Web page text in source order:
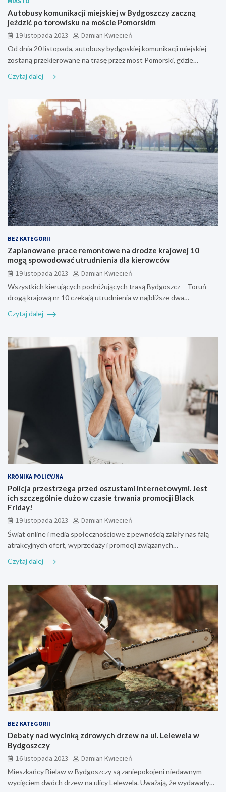
Autobusy komunikacji miejskiej w Bydgoszczy zaczną
jeździć po torowisku na moście Pomorskim
19 listopada 2023
Damian Kwiecień
Od dnia 20 listopada, autobusy bydgoskiej komunikacji miejskiej
zostaną przekierowane na trasę przez most Pomorski, gdzie…
Czytaj dalej
BEZ KATEGORII
Zaplanowane prace remontowe na drodze krajowej 10
mogą spowodować utrudnienia dla kierowców
19 listopada 2023
Damian Kwiecień
Wszystkich kierujących podróżujących trasą Bydgoszcz – Toruń
drogą krajową nr 10 czekają utrudnienia w najbliższe dwa…
Czytaj dalej
KRONIKA POLICYJNA
Policja przestrzega przed oszustami internetowymi. Jest
ich szczególnie dużo w czasie trwania promocji Black
Friday!
19 listopada 2023
Damian Kwiecień
Świat online i media społecznościowe z pewnością zalały nas falą
atrakcyjnych ofert, wyprzedaży i promocji związanych…
Czytaj dalej
BEZ KATEGORII
Debaty nad wycinką zdrowych drzew na ul. Lelewela w
Bydgoszczy
16 listopada 2023
Damian Kwiecień
Mieszkańcy Bielaw w Bydgoszczy są zaniepokojeni niedawnym
wycięciem dwóch drzew na ulicy Lelewela. Uważają, że wydawały…